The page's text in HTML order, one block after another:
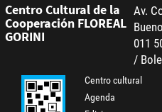
Centro Cultural de la
Cooperación FLOREAL
GORINI
Av.
011
/
Centro cultural
Agenda